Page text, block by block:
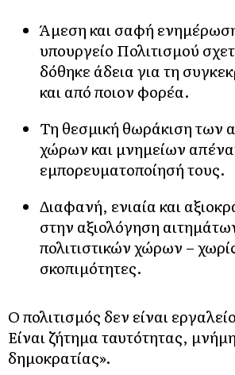
Άμεση και σαφή
υπουργείο Πολιτισμού
δόθηκε άδεια για τη
και από ποιον φορέα.
Τη θεσμική θωράκιση των
χώρων και μνημείων
εμπορευματοποίησή τους.
Διαφανή, ενιαία και
στην αξιολόγηση
πολιτιστικών χώρων –
σκοπιμότητες.
Ο πολιτισμός δεν είναι
Είναι ζήτημα ταυτότητας,
δημοκρατίας».